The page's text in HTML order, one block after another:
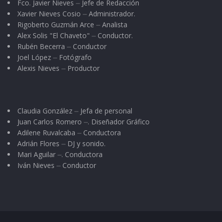
sé cómo se siente ser tratado como usted ha
tratado a ese muchacho. Y una cosa le aseguro,
yo soy la misma persona, ahora que tengo
dinero, que cuando no lo tenía y eso, gracias a
los valores que me enseñó mi madre.
muchos pobres que valen oro.
igual; sin nada y todos morimos igual; sin nada.
No importa si en este mundo fuimos ricos o
pobres, cuando lo dejamos, nada material nos
llevamos.
Fco. Javier Nieves ⏤ Jefe de Redacción
Xavier Nieves Cosio ⏤ Administrador.
Rigoberto Guzmán Arce ⏤ Analista
Alex Solis "El Chaveto" ⏤ Conductor.
Rubén Becerra ⏤ Conductor
Joel López ⏤ Fotógrafo
Alexis Nieves ⏤ Productor
Claudia González ⏤ Jefa de personal
Juan Carlos Romero ⏤. Diseñador Gráfico
Adilene Ruvalcaba ⏤ Conductora
Adrián Flores ⏤ DJ y sonido.
Mari Aguilar ⏤. Conductora
Iván Nieves ⏤ Conductor